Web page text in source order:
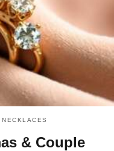
& Couple